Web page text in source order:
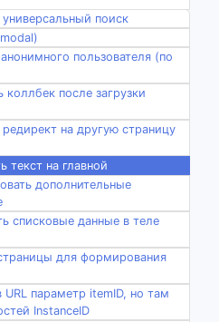
поиск
пользователя (по
после загрузки
на другую страницу
текст на главной
дополнительные
списковые данные в теле
для формирования
параметр itemID, но там
InstanceID